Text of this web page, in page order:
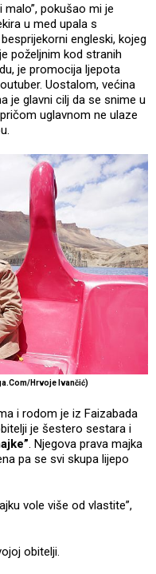
pokušao mi je
u med upala s
engleski, kojeg
poželjnim kod stranih
je promocija ljepota
Uostalom, većina
je glavni cilj da se snime u
uglavnom ne ulaze
Hrvoje Ivančić)
i rodom je iz Faizabada
je šestero sestara i
. Njegova prava majka
pa se svi skupa lijepo
vole više od vlastite”,
obitelji.